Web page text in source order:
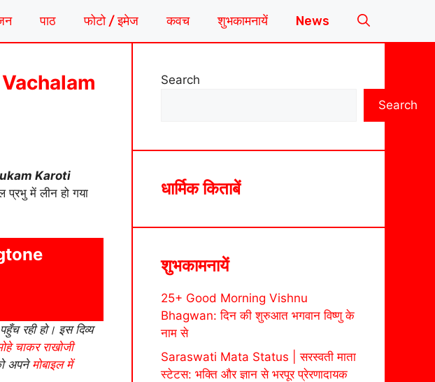
पाठ फोटो / इमेज कवच शुभकामनायें News
Vachalam
Karoti
में लीन हो गया
रही हो। इस दिव्य
चाकर राखोजी
अपनेमोबाइल में
Search
Search
धार्मिक किताबें
शुभकामनायें
25+ Good Morning Vishnu
Bhagwan: दिन की शुरुआत भगवान विष्णु के
नाम से
Saraswati Mata Status | सरस्वती माता
स्टेटस: भक्ति और ज्ञान से भरपूर प्रेरणादायक